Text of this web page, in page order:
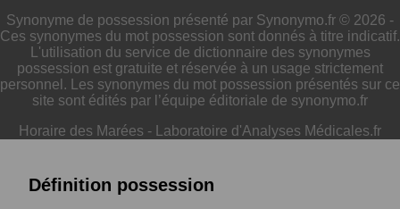
Synonyme de possession présenté par Synonymo.fr © 2026 -
Ces synonymes du mot possession sont donnés à titre indicatif.
L'utilisation du service de dictionnaire des synonymes
possession est gratuite et réservée à un usage strictement
personnel. Les synonymes du mot possession présentés sur ce
site sont édités par l’équipe éditoriale de synonymo.fr
Horaire des Marées - Laboratoire d'Analyses Médicales.fr
Définition possession